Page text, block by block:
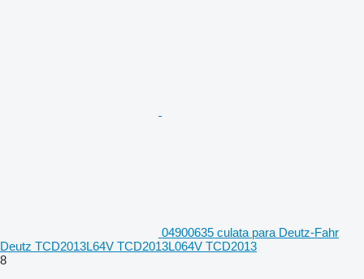
04900635 culata para Deutz-Fahr
Deutz TCD2013L64V TCD2013L064V TCD2013
8